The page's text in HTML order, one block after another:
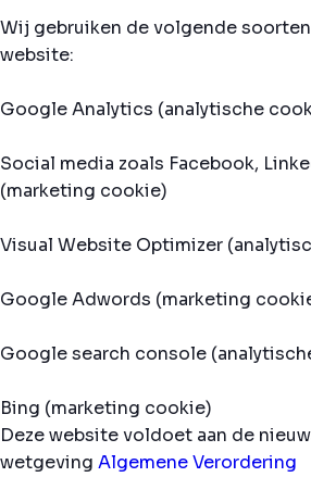
Wij gebruiken de volgende
website:
Google Analytics (analytische
Social media zoals Facebook,
(marketing cookie)
Visual Website Optimizer
Google Adwords (marketing
Google search console
Bing (marketing cookie)
Deze website voldoet aan de
wetgeving Algemene Verordering